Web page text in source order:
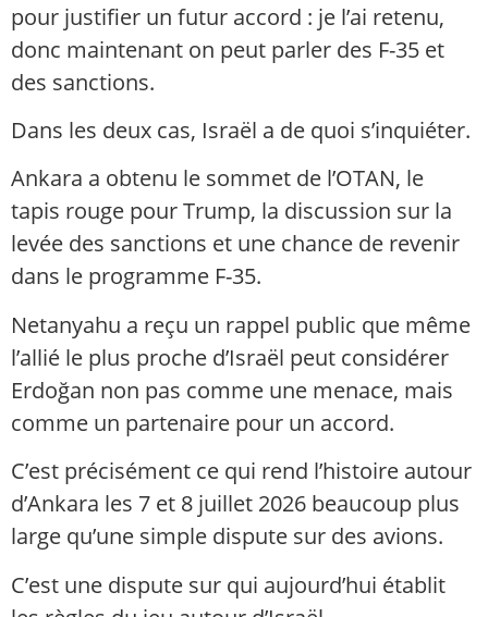
pour justifier un futur accord : je l’ai retenu,
donc maintenant on peut parler des F-35 et
des sanctions.
Dans les deux cas, Israël a de quoi s’inquiéter.
Ankara a obtenu le sommet de l’OTAN, le
tapis rouge pour Trump, la discussion sur la
levée des sanctions et une chance de revenir
dans le programme F-35.
Netanyahu a reçu un rappel public que même
l’allié le plus proche d’Israël peut considérer
Erdoğan non pas comme une menace, mais
comme un partenaire pour un accord.
C’est précisément ce qui rend l’histoire autour
d’Ankara les 7 et 8 juillet 2026 beaucoup plus
large qu’une simple dispute sur des avions.
C’est une dispute sur qui aujourd’hui établit